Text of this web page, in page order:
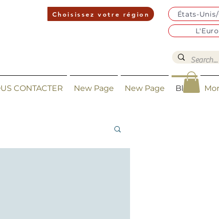
Choisissez votre région
États-
CONTACTER New Page New Page Blog